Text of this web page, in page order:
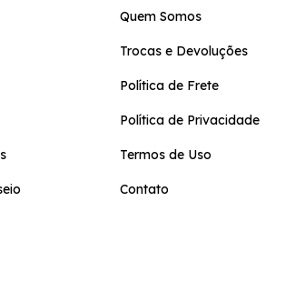
Quem Somos
Trocas e Devoluções
Política de Frete
Política de Privacidade
Termos de Uso
Contato